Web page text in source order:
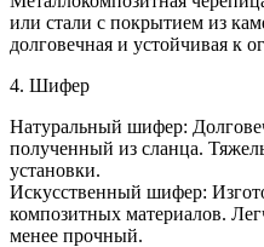
или стали с покрытием из
долговечная и устойчивая к
4. Шифер
Натуральный шифер:
полученный из сланца.
установки.
Искусственный шифер:
композитных материалов.
менее прочный.